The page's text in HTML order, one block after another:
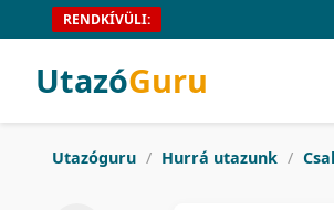
RENDKÍVÜLI:
UtazóGuru
Utazóguru / Hurrá utazunk /